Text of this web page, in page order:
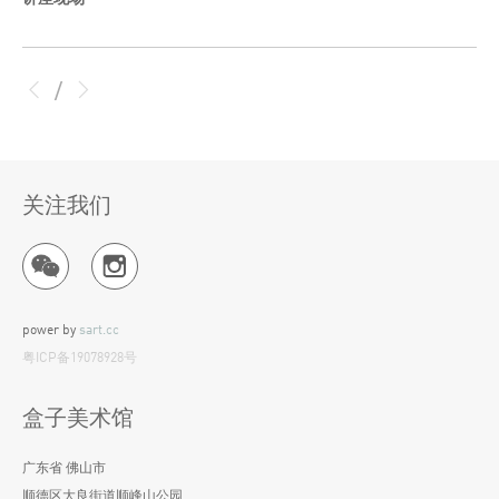
/
关注我们
power by sart.cc
粤ICP备19078928号
盒子美术馆
广东省 佛山市